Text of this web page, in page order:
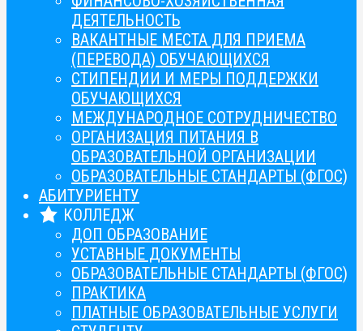
ДЕЯТЕЛЬНОСТЬ
ВАКАНТНЫЕ МЕСТА ДЛЯ ПРИЕМА
(ПЕРЕВОДА) ОБУЧАЮЩИХСЯ
СТИПЕНДИИ И МЕРЫ ПОДДЕРЖКИ
ОБУЧАЮЩИХСЯ
МЕЖДУНАРОДНОЕ СОТРУДНИЧЕСТВО
ОРГАНИЗАЦИЯ ПИТАНИЯ В
ОБРАЗОВАТЕЛЬНОЙ ОРГАНИЗАЦИИ
ОБРАЗОВАТЕЛЬНЫЕ СТАНДАРТЫ (ФГОС)
АБИТУРИЕНТУ
КОЛЛЕДЖ
ДОП ОБРАЗОВАНИЕ
УСТАВНЫЕ ДОКУМЕНТЫ
ОБРАЗОВАТЕЛЬНЫЕ СТАНДАРТЫ (ФГОС)
ПРАКТИКА
ПЛАТНЫЕ ОБРАЗОВАТЕЛЬНЫЕ УСЛУГИ